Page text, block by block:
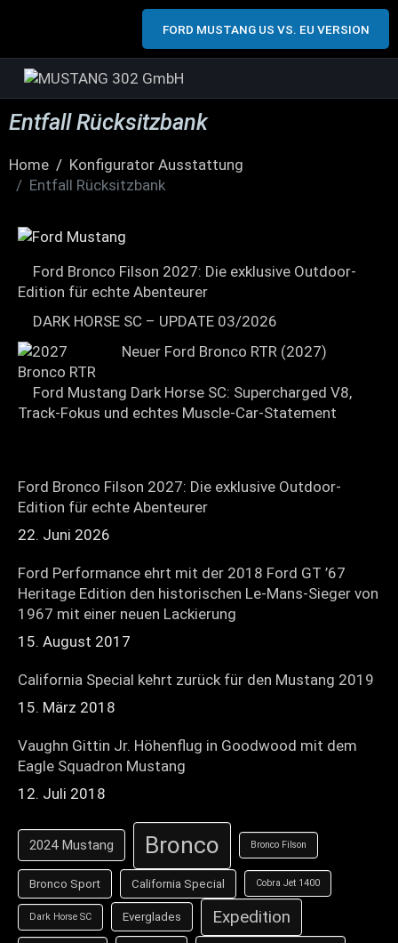
FORD MUSTANG US VS. EU VERSION
Entfall Rücksitzbank
Home
Konfigurator Ausstattung
Entfall Rücksitzbank
Ford Bronco Filson 2027: Die exklusive Outdoor-
Edition für echte Abenteurer
DARK HORSE SC – UPDATE 03/2026
Neuer Ford Bronco RTR (2027)
Ford Mustang Dark Horse SC: Supercharged V8,
Track-Fokus und echtes Muscle-Car-Statement
Ford Bronco Filson 2027: Die exklusive Outdoor-
Edition für echte Abenteurer
22. Juni 2026
Ford Performance ehrt mit der 2018 Ford GT ’67
Heritage Edition den historischen Le-Mans-Sieger von
1967 mit einer neuen Lackierung
15. August 2017
California Special kehrt zurück für den Mustang 2019
15. März 2018
Vaughn Gittin Jr. Höhenflug in Goodwood mit dem
Eagle Squadron Mustang
12. Juli 2018
2024 Mustang Bronco Bronco Filson
Bronco Sport California Special Cobra Jet 1400
Dark Horse SC Everglades Expedition